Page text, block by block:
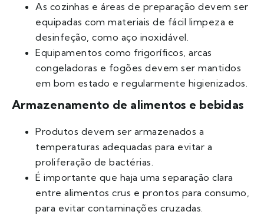
As cozinhas e áreas de preparação devem ser
equipadas com materiais de fácil limpeza e
desinfeção, como aço inoxidável.
Equipamentos como frigoríficos, arcas
congeladoras e fogões devem ser mantidos
em bom estado e regularmente higienizados.
Armazenamento de alimentos e bebidas
Produtos devem ser armazenados a
temperaturas adequadas para evitar a
proliferação de bactérias.
É importante que haja uma separação clara
entre alimentos crus e prontos para consumo,
para evitar contaminações cruzadas.